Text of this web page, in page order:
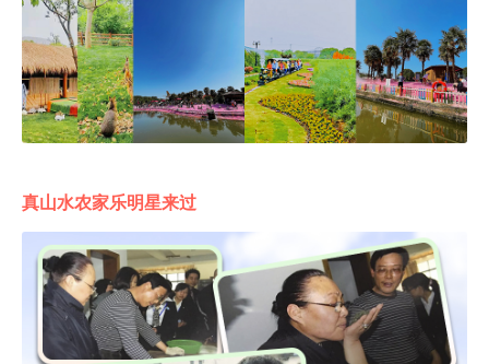
真山水农家乐明星来过